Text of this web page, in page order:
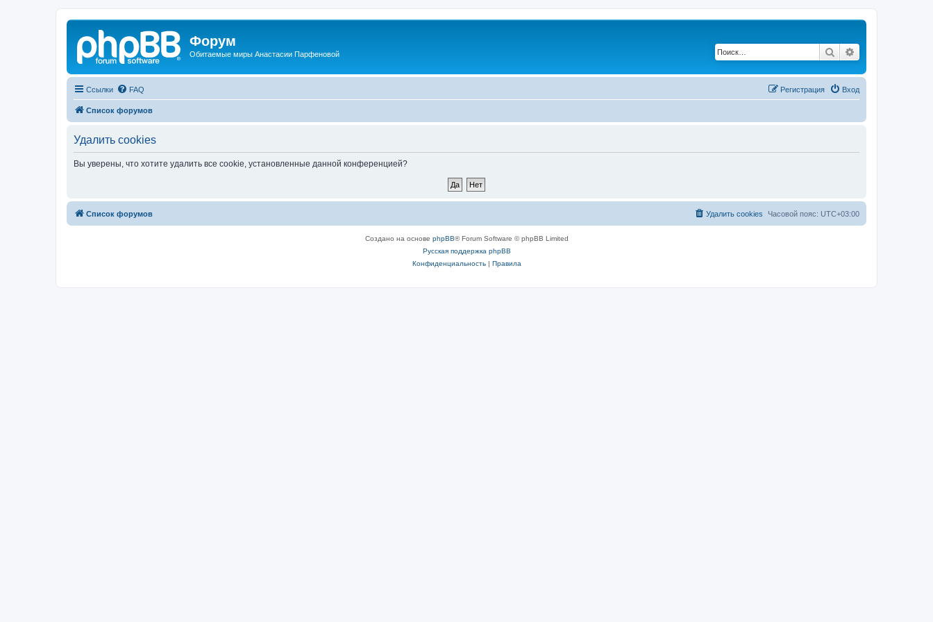
Форум
Обитаемые миры Анастасии Парфеновой Поиск
Ссылки FAQ Вход
Регистрация
Список форумов
Удалить cookies
Вы уверены, что хотите удалить все cookie, установленные данной конференцией?
Список форумов Часовой пояс: UTC+03:00
Удалить cookies
Создано на основе phpBB® Forum Software © phpBB Limited
Русская поддержка phpBB
Конфиденциальность| Правила